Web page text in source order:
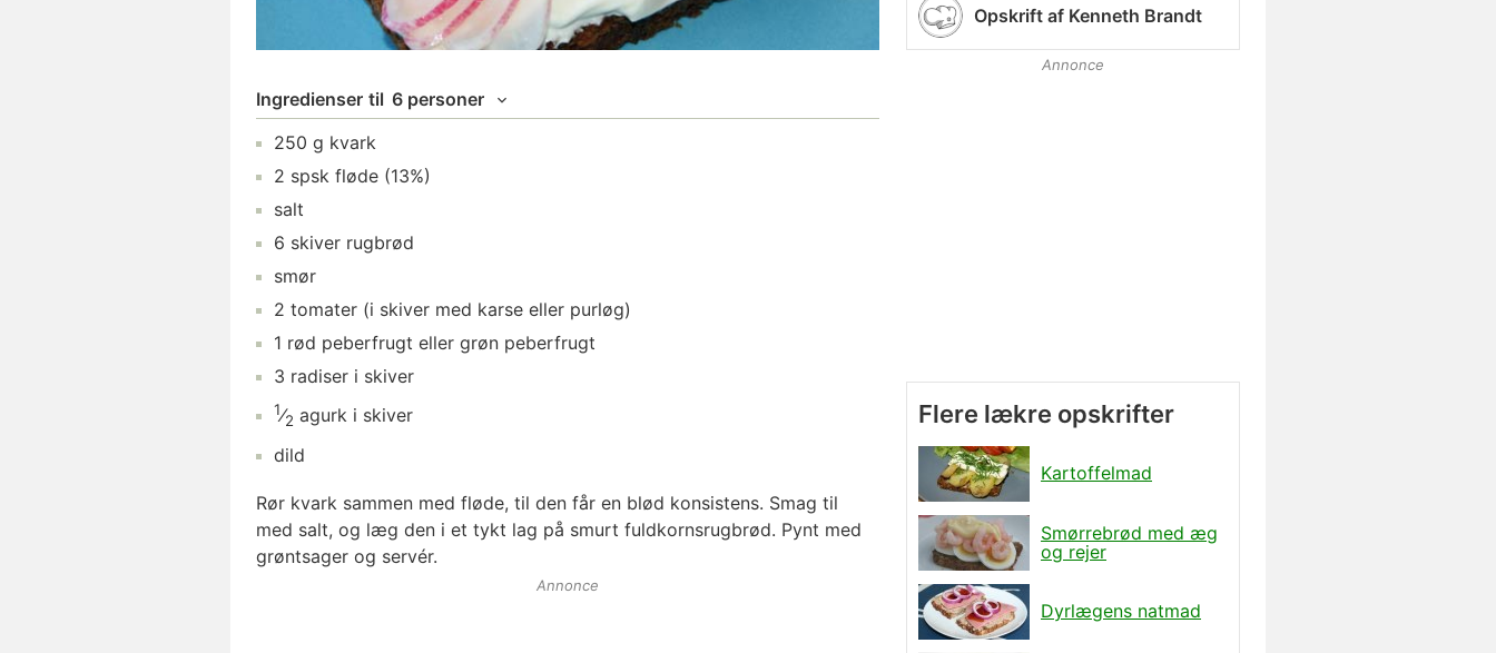
Ingredienser til 6 personer
250 g kvark
2 spsk fløde (13%)
salt
6 skiver rugbrød
smør
2 tomater (i skiver med karse eller purløg)
1 rød peberfrugt eller grøn peberfrugt
3 radiser i skiver
1⁄2 agurk i skiver
dild
Rør kvark sammen med fløde, til den får en blød konsistens. Smag til
med salt, og læg den i et tykt lag på smurt fuldkornsrugbrød. Pynt med
grøntsager og servér.
Annonce
Opskrift af Kenneth Brandt
Annonce
Flere lækre opskrifter
Kartoffelmad
Smørrebrød med æg
og rejer
Dyrlægens natmad